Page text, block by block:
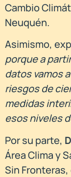
Cambio
Neuquén.
Asimismo,
porque a
datos vamos
riesgos de
medidas
esos niveles
Por su parte,
Área Clima y
Sin